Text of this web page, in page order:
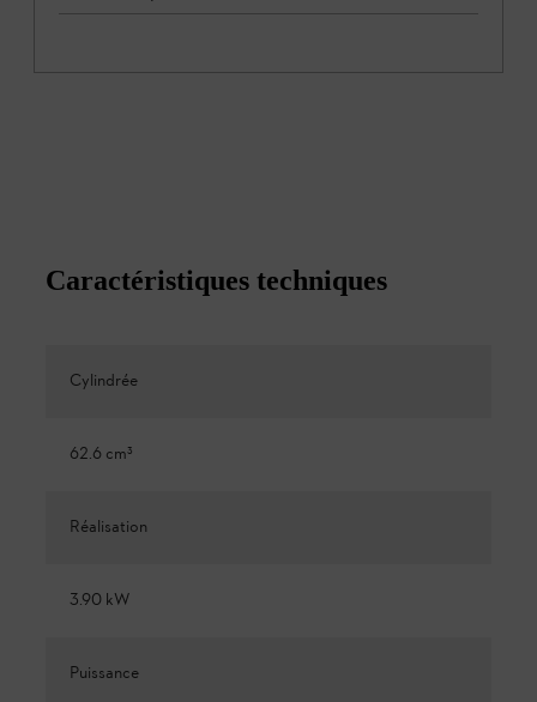
Caractéristiques techniques
Cylindrée
62.6 cm³
Réalisation
3.90 kW
Puissance